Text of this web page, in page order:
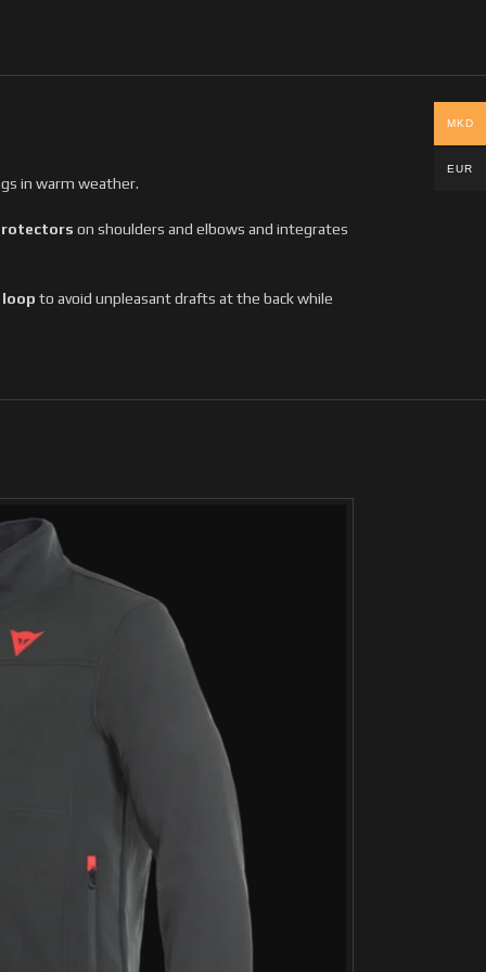
in warm weather.
on shoulders and elbows and integrates
to avoid unpleasant drafts at the back while
MKD
EUR